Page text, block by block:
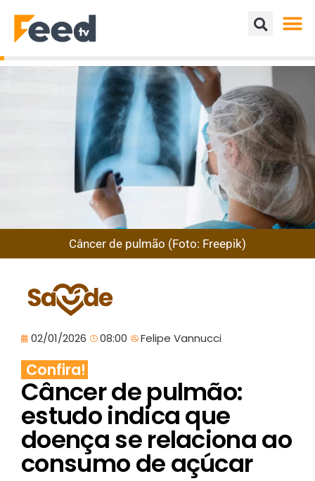
Câncer de pulmão (Foto: Freepik)
02/01/2026 08:00 Felipe Vannucci
Confira!
Câncer de pulmão:
estudo indica que
doença se relaciona ao
consumo de açúcar